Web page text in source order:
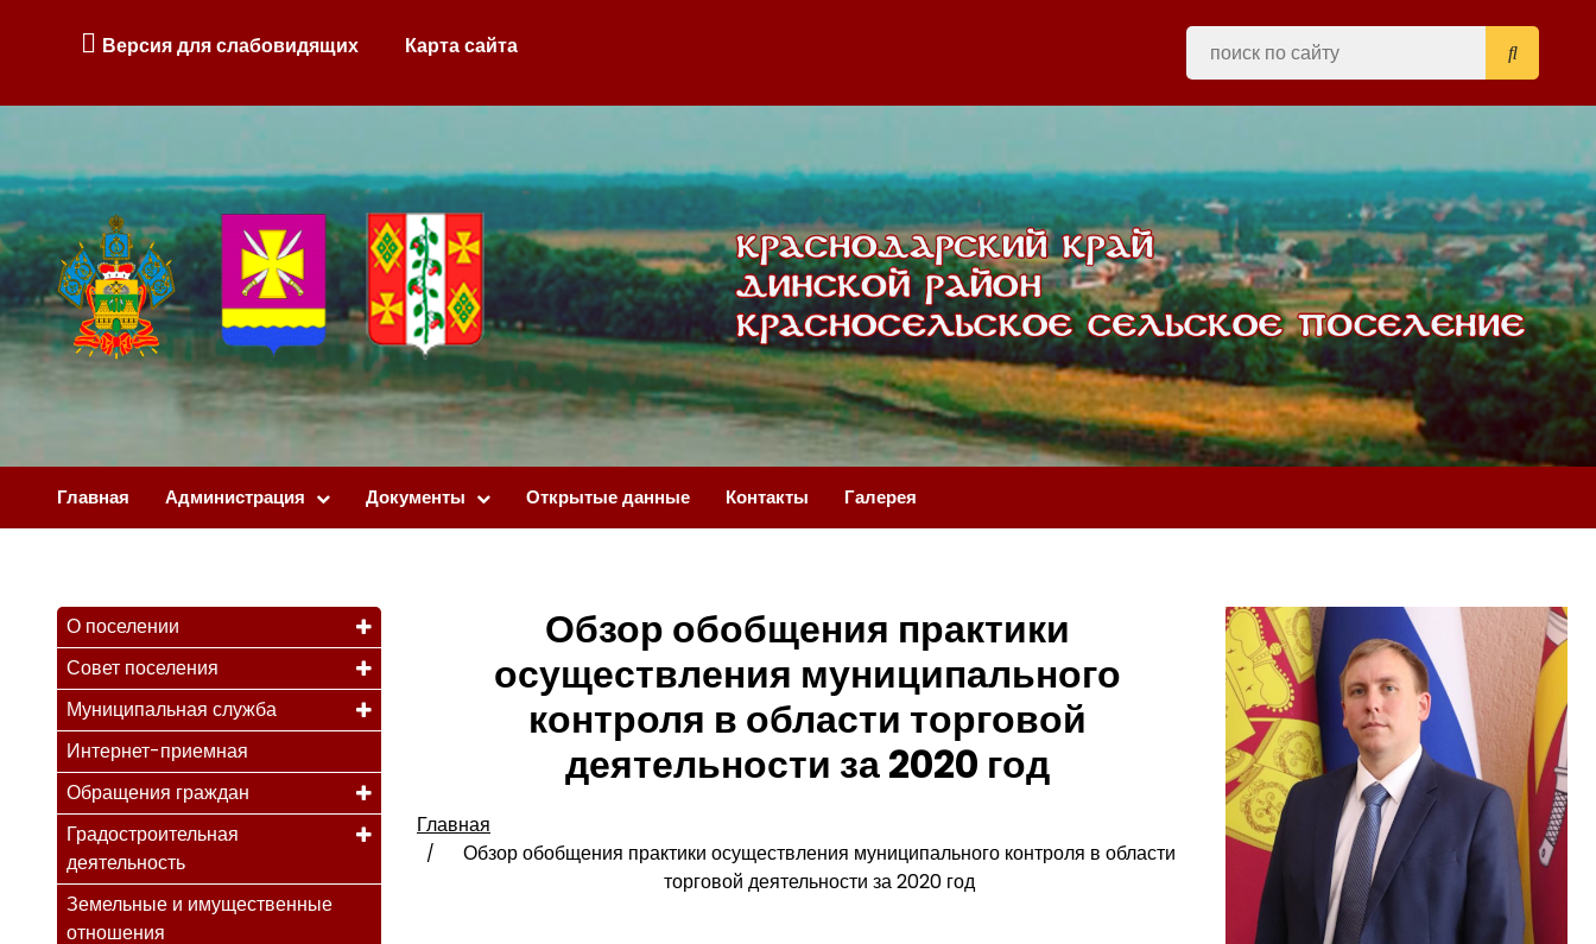
Версия для слабовидящих Карта сайта
Главная Администрация Документы Открытые данные Контакты Галерея
О поселении
Совет поселения
Муниципальная служба
Интернет-приемная
Обращения граждан
Градостроительная
деятельность
Земельные и имущественные
отношения
Обзор обобщения практики
осуществления муниципального
контроля в области торговой
деятельности за 2020 год
Главная
Обзор обобщения практики осуществления муниципального контроля в области
торговой деятельности за 2020 год